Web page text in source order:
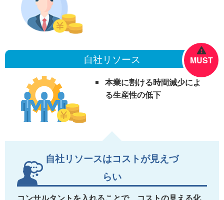
自社リソース
MUST
本業に割ける時間減少によ
る生産性の低下
自社リソースはコストが見えづ
らい